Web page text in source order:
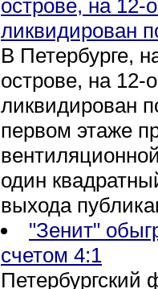
острове, на 12-
ликвидирован
В Петербурге,
острове, на 12-
ликвидирован
первом этаже
один
выхода
"Зенит"
счетом 4:1
Петербургский